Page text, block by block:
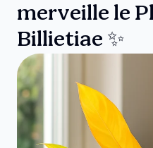
merveille le
Billietiae ✨